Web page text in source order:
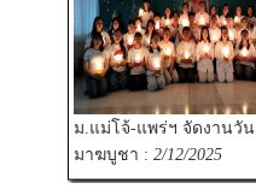
ม.แม่โจ้-แพร่ฯ จัดงานวัน
มาฆบูชา : 2/12/2025